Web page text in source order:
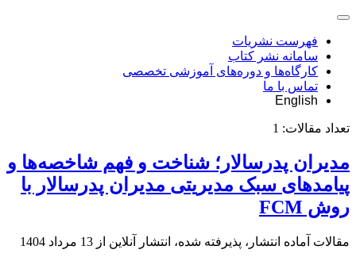
فهرست نشریات
سامانه نشر کتاب
کارگاه‌ها و دوره‌های آموزشی تخصصی
تماس با ما
English
تعداد مقالات: 1
مدیران پدرسالار؛ شناخت و فهم شاخصه‌ها و
پیامدهای سبک مدیریتی مدیران پدرسالار با
روش FCM
مقالات آماده انتشار، پذیرفته شده، انتشار آنلاین از 13 مرداد 1404